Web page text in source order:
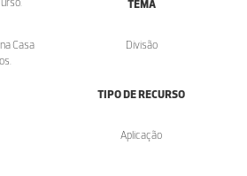
Casa
TEMA
Divisão
TIPO DE RECURSO
Aplicação